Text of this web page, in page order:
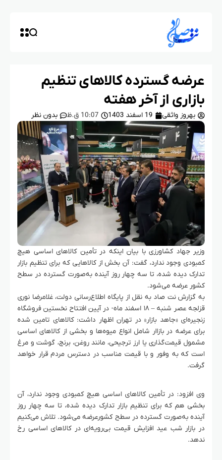
عرضه گسترده کالاهای تنظیم
بازاری از آخر هفته
بهروز واثقی 19 اسفند 1403 10:07 ق.ظ بدون نظر
وزیر جهاد کشاورزی با بیان اینکه در تأمین کالاهای اساسی هیچ
کمبودی وجود ندارد، گفت: آن بخش از کالاهایی که برای تنظیم بازار
تدارک دیده شده، تا سه چهار روز آینده به‌صورت گسترده در سطح
کشور عرضه می‌شود.
به گزارش نت صاد به نقل از پایگاه اطلاع‌رسانی دولت، غلامرضا نوری
قزلجه عصر شنبه – ۱۸ اسفند ماه- در آیین افتتاح نخستین فروشگاه
زنجیره‌ای «جاهد بازار» در تهران اظهار داشت: کالاهای تامین شده
برای عرضه در بازاار شامل انواع میوه‌ها و بخشی از کالاهای اساسی
مشمول قیمت‌گذاری یا ارز ترجیحی، مانند روغن، برنج، گوشت و مرغ
است که به وفور و با قیمت مناسب در دسترس مردم قرار خواهد
گرفت.
وی افزود: در تأمین کالاهای اساسی هیچ کمبودی وجود ندارد، آن
بخشی هم که برای تنظیم بازار تدارک دیده شده، تا سه چهار روز
آینده به‌صورت گسترده در سطح کشورعرضه می‌شود. تلاش می‌کنیم
در بازار شب عید افزایش قیمت بی‌رویه‌ای در کالاهای اساسی رخ
ندهد.